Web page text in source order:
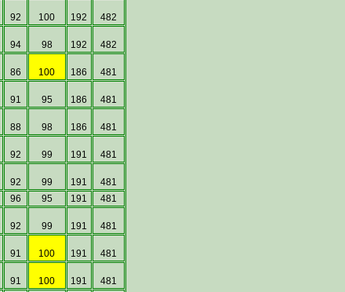
92 100 192 482
94 98 192 482
86 100 186 481
91 95 186 481
88 98 186 481
92 99 191 481
92 99 191
481
96 95 191 481
92 99 191 481
91 100 191 481
91 100 191 481